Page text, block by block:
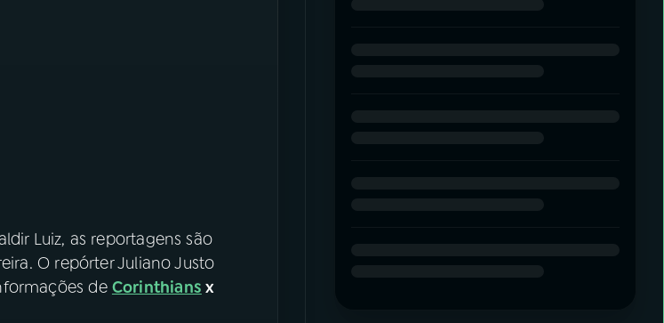
Luiz, as reportagens são
O repórter Juliano Justo
de Corinthians x